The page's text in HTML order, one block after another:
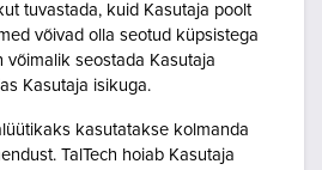
tuvastada, kuid Kasutaja poolt
võivad olla seotud küpsistega
võimalik seostada Kasutaja
Kasutaja isikuga.
kasutatakse kolmanda
TalTech hoiab Kasutaja